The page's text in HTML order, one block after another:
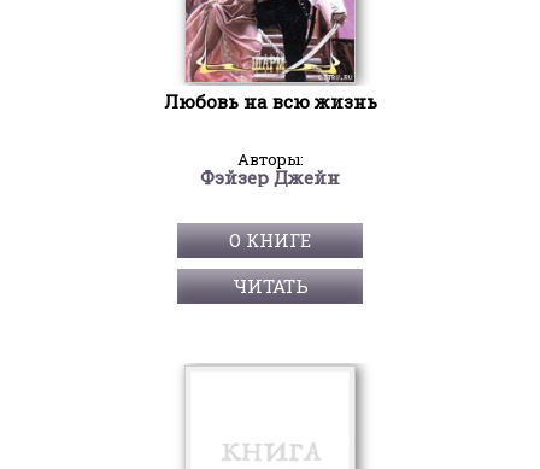
Любовь на всю жизнь
Авторы:
Фэйзер Джейн
О КНИГЕ
ЧИТАТЬ